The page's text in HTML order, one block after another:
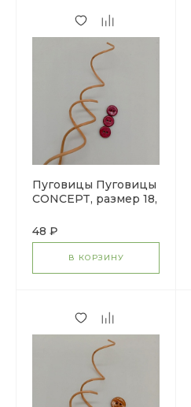
Пуговицы Пуговицы
CONCEPT, размер 18,
фуксия
48 ₽
В КОРЗИНУ